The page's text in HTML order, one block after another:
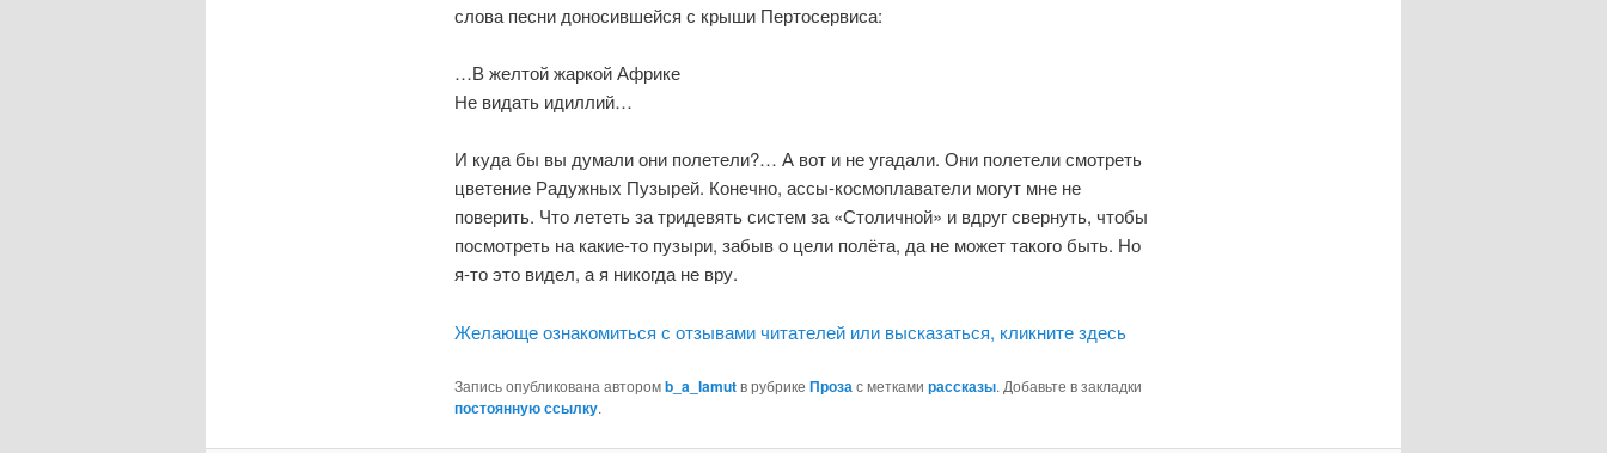
слова песни доносившейся с крыши Пертосервиса:
…В желтой жаркой Африке
Не видать идиллий…
И куда бы вы думали они полетели?… А вот и не угадали. Они полетели смотреть
цветение Радужных Пузырей. Конечно, ассы-космоплаватели могут мне не
поверить. Что лететь за тридевять систем за «Столичной» и вдруг свернуть, чтобы
посмотреть на какие-то пузыри, забыв о цели полёта, да не может такого быть. Но
я-то это видел, а я никогда не вру.
Желающе ознакомиться с отзывами читателей или высказаться, кликните здесь
Запись опубликована авторомb_a_lamutв рубрике Прозас метками рассказы. Добавьте в закладки
постоянную ссылку.